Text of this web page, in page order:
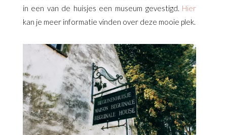
in een van de huisjes een museum gevestigd. Hier
kan je meer informatie vinden over deze mooie plek.